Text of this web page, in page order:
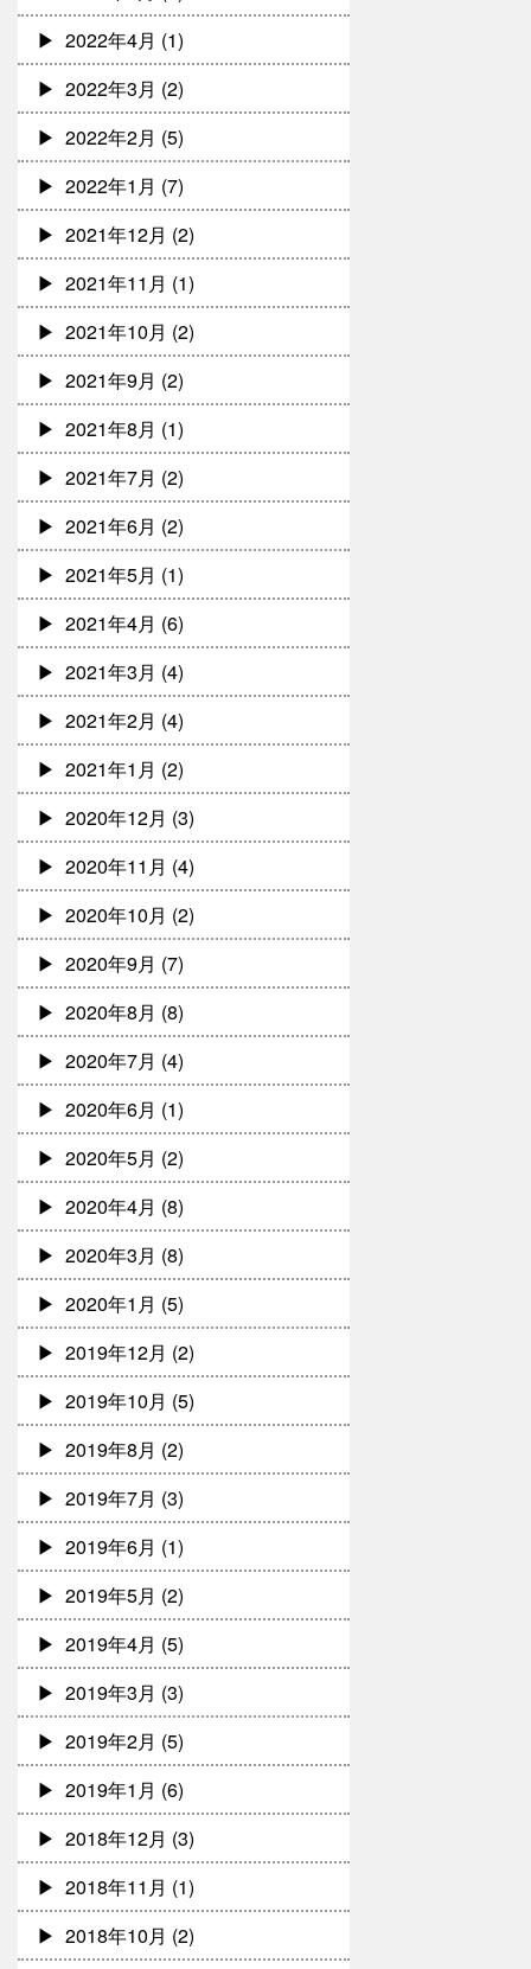
2022年4月 (1)
2022年3月 (2)
2022年2月 (5)
2022年1月 (7)
2021年12月 (2)
2021年11月 (1)
2021年10月 (2)
2021年9月 (2)
2021年8月 (1)
2021年7月 (2)
2021年6月 (2)
2021年5月 (1)
2021年4月 (6)
2021年3月 (4)
2021年2月 (4)
2021年1月 (2)
2020年12月 (3)
2020年11月 (4)
2020年10月 (2)
2020年9月 (7)
2020年8月 (8)
2020年7月 (4)
2020年6月 (1)
2020年5月 (2)
2020年4月 (8)
2020年3月 (8)
2020年1月 (5)
2019年12月 (2)
2019年10月 (5)
2019年8月 (2)
2019年7月 (3)
2019年6月 (1)
2019年5月 (2)
2019年4月 (5)
2019年3月 (3)
2019年2月 (5)
2019年1月 (6)
2018年12月 (3)
2018年11月 (1)
2018年10月 (2)